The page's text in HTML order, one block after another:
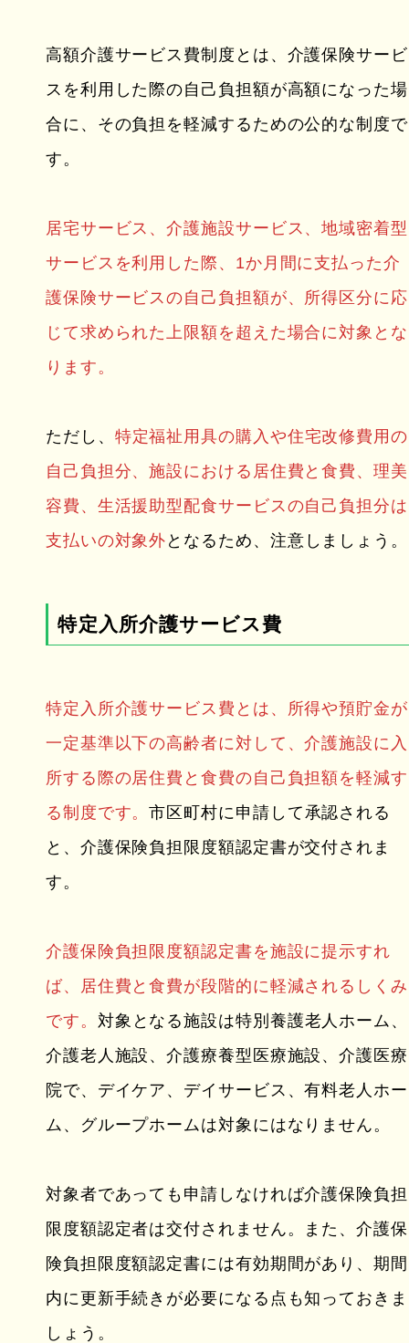
高額介護サービス費制度とは、介護保険サービ
スを利用した際の自己負担額が高額になった場
合に、その負担を軽減するための公的な制度で
す。
居宅サービス、介護施設サービス、地域密着型
サービスを利用した際、1か月間に支払った介
護保険サービスの自己負担額が、所得区分に応
じて求められた上限額を超えた場合に対象とな
ります。
ただし、 特定福祉用具の購入や住宅改修費用の
自己負担分、施設における居住費と食費、理美
容費、生活援助型配食サービスの自己負担分は
支払いの対象外 となるため、注意しましょう。
特定入所介護サービス費
特定入所介護サービス費とは、所得や預貯金が
一定基準以下の高齢者に対して、介護施設に入
所する際の居住費と食費の自己負担額を軽減す
る制度です。市区町村に申請して承認される
と、介護保険負担限度額認定書が交付されま
す。
介護保険負担限度額認定書を施設に提示すれ
ば、居住費と食費が段階的に軽減されるしくみ
です。 対象となる施設は特別養護老人ホーム、
介護老人施設、介護療養型医療施設、介護医療
院で、デイケア、デイサービス、有料老人ホー
ム、グループホームは対象にはなりません。
対象者であっても申請しなければ介護保険負担
限度額認定者は交付されません。また、介護保
険負担限度額認定書には有効期間があり、期間
内に更新手続きが必要になる点も知っておきま
しょう。